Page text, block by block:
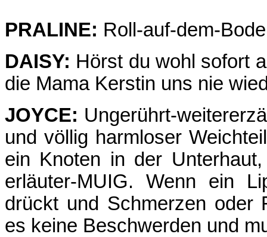
PRALINE: Roll-auf-dem-
DAISY: Hörst du wohl sofort
die Mama Kerstin uns nie
JOYCE: Ungerührt-
und völlig harm­loser
ein Knoten in der
erläuter-MUIG. Wenn ein
drückt und Schmerzen oder
es keine Beschwerden und